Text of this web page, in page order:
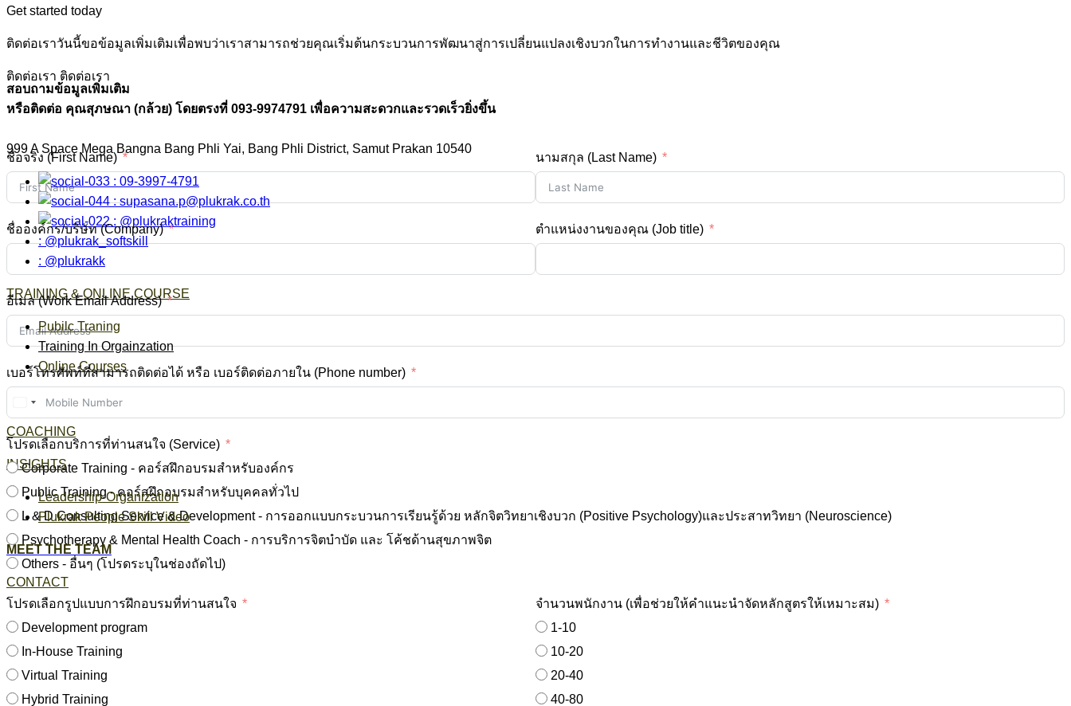
Get started today
ติดต่อเราวันนี้ขอข้อมูลเพิ่มเติมเพื่อพบว่าเราสามารถช่วยคุณเริ่มต้นกระบวนการพัฒนาสู่การเปลี่ยนแปลงเชิงบวกในการทำงานและชีวิตของคุณ
สอบถามข้อมูลเพิ่มเติม
หรือติดต่อ คุณสุภษณา (กล้วย) โดยตรงที่ 093-9974791 เพื่อความสะดวกและรวดเร็วยิ่งขึ้น
ชื่อจริง (First Name) นามสกุล (Last Name)
ชื่อองค์กร/บริษัท (Company) ตำแหน่งงานของคุณ (Job title)
อีเมล (Work Email Address)
เบอร์โทรศัพท์ที่สามารถติดต่อได้ หรือ เบอร์ติดต่อภายใน (Phone number)
Thailand
+66
โปรดเลือกบริการที่ท่านสนใจ (Service)
Corporate Training - คอร์สฝึกอบรมสำหรับองค์กร
Public Training - คอร์สฝึกอบรมสำหรับบุคคลทั่วไป
L & D Consulting Service & Development - การออกแบบกระบวนการเรียนรู้ด้วย หลักจิตวิทยาเชิงบวก (Positive Psychology)และประสาทวิทยา (Neuroscience)
Psychotherapy & Mental Health Coach - การบริการจิตบำบัด และ โค้ชด้านสุขภาพจิต
Others - อื่นๆ (โปรดระบุในช่องถัดไป)
โปรดเลือกรูปแบบการฝึกอบรมที่ท่านสนใจ
Development program
In-House Training
Virtual Training
Hybrid Training
จำนวนพนักงาน (เพื่อช่วยให้คำแนะนำจัดหลักสูตรให้เหมาะสม)
1-10
10-20
20-40
40-80
ติดต่อเรา ติดต่อเรา
999 A Space Mega Bangna Bang Phli Yai, Bang Phli District, Samut Prakan 10540
: 09-3997-4791
:supasana.p@plukrak.co.th
: @plukraktraining
: @plukrak_softskill
: @plukrakk
TRAINING & ONLINE COURSE
Pubilc Traning
Training In Orgainzation
Online Courses
PSYCHO THERAPY
COACHING
INSIGHTS
Leadership-Organization
Plukrak People Skill Video
MEET THE TEAM
CONTACT